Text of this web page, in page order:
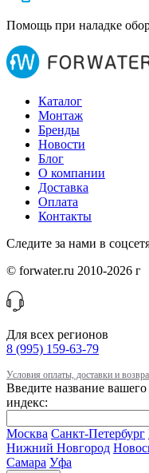
Помощь при наладке
Каталог
Монтаж
Бренды
Новости
Блог
О компании
Доставка
Оплата
Контакты
Следите за нами в
© forwater.ru 2010-2026 г
Для всех регионов
8 (995) 159-63-79
Условия оплаты, доставки и
Введите название
индекс:
Москва Санкт-Петербург
Нижний Новгород
Самара Уфа